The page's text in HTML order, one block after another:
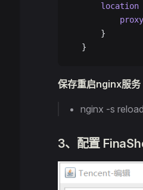
      location
      }
  }
保存重启nginx服务
nginx -s reload
3、配置